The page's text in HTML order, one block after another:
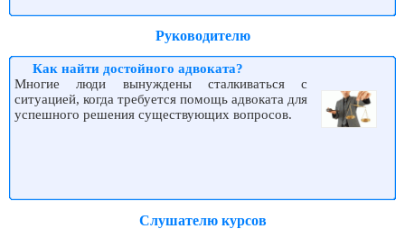
Руководителю
Как найти достойного адвоката?
Многие люди вынуждены сталкиваться с
ситуацией, когда требуется помощь адвоката для
успешного решения существующих вопросов.
Слушателю курсов